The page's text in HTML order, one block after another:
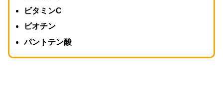
ビタミンC
ビオチン
パントテン酸